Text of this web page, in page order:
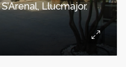
Llucmajor.